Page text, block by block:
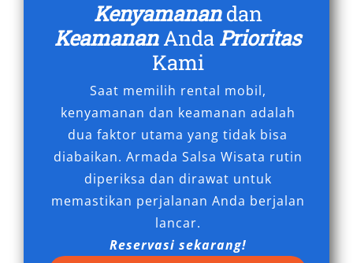
lebih baik tanpa mengorbankan performa,
menjadikannya pilihan cerdas untuk perjalanan
6. Akses Mudah ke Titik Strategis
di Tegal dan Sekitarnya
Salah satu keunggulan rental mobil Camry
adalah kemudahan akses menuju titik-titik
penting di Tegal, seperti area perkantoran,
hotel bisnis, pusat kuliner, hingga kawasan
wisata. Dengan layanan antar jemput dari dan
Kenyamanandan
KeamananAnda Prioritas
Kami
Saat memilih rental mobil,
kenyamanan dan keamanan adalah
dua faktor utama yang tidak bisa
diabaikan. Armada Salsa Wisata rutin
diperiksa dan dirawat untuk
memastikan perjalanan Anda berjalan
lancar.
Reservasi sekarang!